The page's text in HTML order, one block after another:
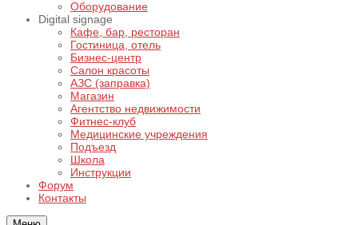
Оборудование
Digital signage
Кафе, бар, ресторан
Гостиница, отель
Бизнес-центр
Салон красоты
АЗС (заправка)
Магазин
Агентство недвижимости
Фитнес-клуб
Медицинские учреждения
Подъезд
Школа
Инструкции
Форум
Контакты